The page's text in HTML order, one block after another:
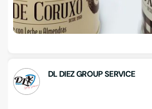
DL DIEZ GROUP SERVICE